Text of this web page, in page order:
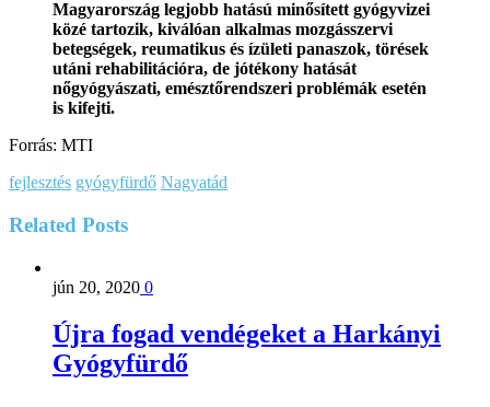
Magyarország legjobb hatású minősített gyógyvizei
közé tartozik, kiválóan alkalmas mozgásszervi
betegségek, reumatikus és ízületi panaszok, törések
utáni rehabilitációra, de jótékony hatását
nőgyógyászati, emésztőrendszeri problémák esetén
is kifejti.
Forrás: MTI
fejlesztés gyógyfürdő Nagyatád
Related Posts
jún 20, 2020 0
Újra fogad vendégeket a Harkányi
Gyógyfürdő